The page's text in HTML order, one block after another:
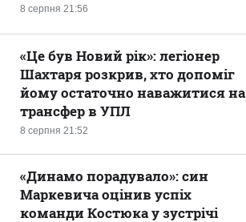
8 серпня 21:56
8 серпня 21:52
«Це був Новий рік»: легіонер
Шахтаря розкрив, хто допоміг
йому остаточно наважитися на
трансфер в УПЛ
«Динамо порадувало»: син
Маркевича оцінив успіх
команди Костюка у зустрічі